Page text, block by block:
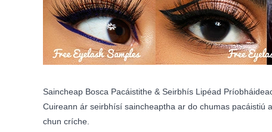
Saincheap Bosca Pacáistithe & Seirbhís Lipéad
Cuireann ár seirbhísí saincheaptha ar do chumas
chun críche.